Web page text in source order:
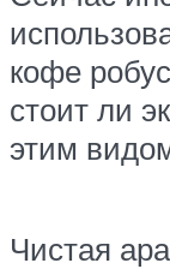
кофе
стоит ли
этим
Чистая